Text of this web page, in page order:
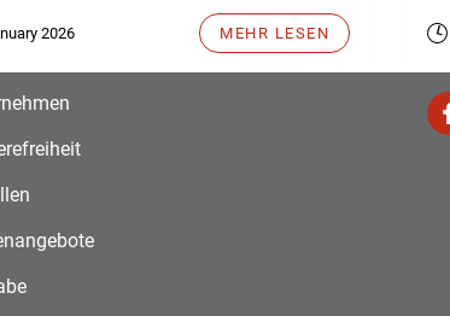
2026 MEHR LESEN